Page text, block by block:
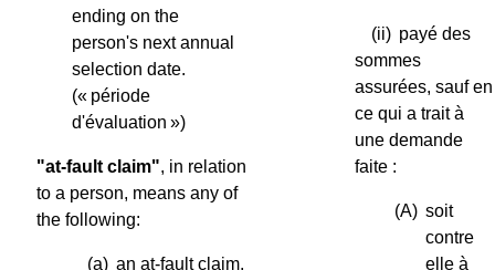
ending on the
person's next annual
selection date.
(« période
d'évaluation »)
"at-fault claim", in relation
to a person, means any of
the following:
(a) an at-fault claim,
(ii) payé des
sommes
assurées, sauf en
ce qui a trait à
une demande
faite :
(A) soit
contre
elle à